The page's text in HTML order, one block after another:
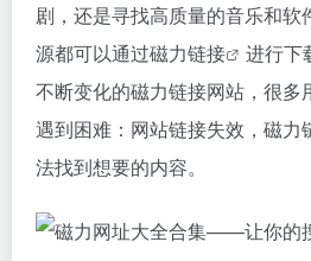
剧，还是寻找高质量的音乐和软
源都可以通过磁力链接
进行下
不断变化的磁力链接网站，很多
遇到困难：网站链接失效， 磁力
法找到想要的内容。